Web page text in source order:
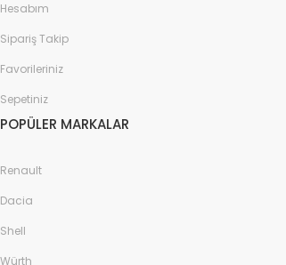
Hesabım
Sipariş Takip
Favorileriniz
Sepetiniz
POPÜLER MARKALAR
Renault
Dacia
Shell
Würth